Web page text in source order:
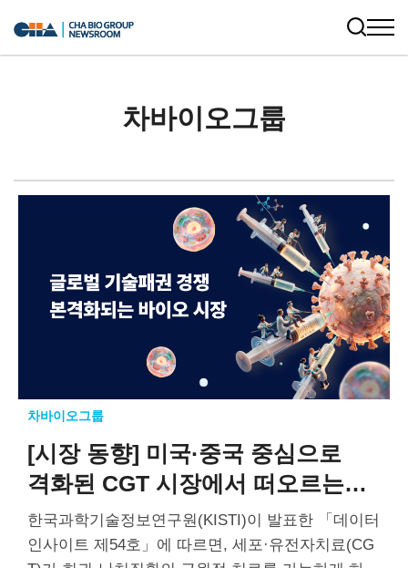
차바이오그룹
차바이오그룹
[시장 동향] 미국·중국 중심으로
격화된 CGT 시장에서 떠오르는
한국
한국과학기술정보연구원(KISTI)이 발표한 「데이터
인사이트 제54호」에 따르면, 세포·유전자치료(CG